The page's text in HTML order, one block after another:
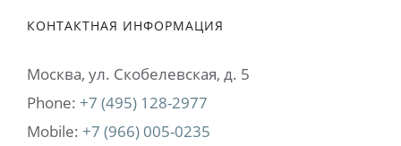
КОНТАКТНАЯ ИНФОРМАЦИЯ
Москва, ул. Cкобелевская, д. 5
Phone: +7 (495) 128-2977
Mobile: +7 (966) 005-0235